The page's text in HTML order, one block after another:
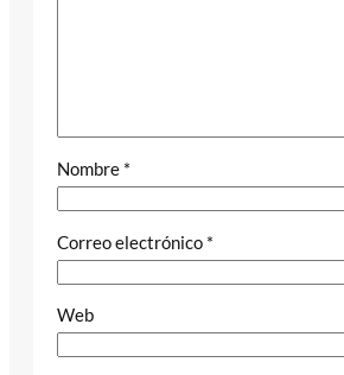
Nombre *
Correo electrónico *
Web